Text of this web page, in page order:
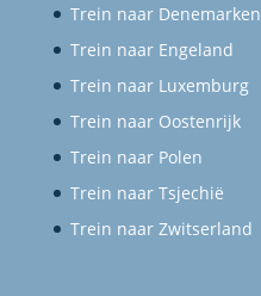
Trein naar Denemarken
Trein naar Engeland
Trein naar Luxemburg
Trein naar Oostenrijk
Trein naar Polen
Trein naar Tsjechië
Trein naar Zwitserland